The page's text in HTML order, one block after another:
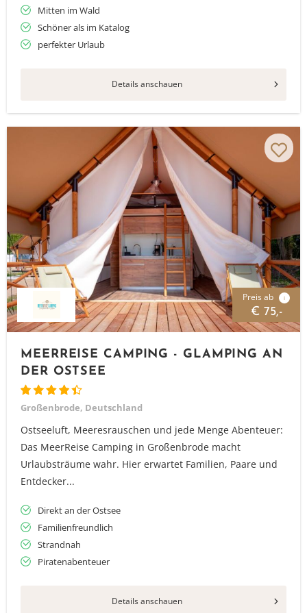
Mitten im Wald
Schöner als im Katalog
perfekter Urlaub
Details anschauen
Preis ab i
€ 75,-
MEERREISE CAMPING - GLAMPING AN
DER OSTSEE
Großenbrode, Deutschland
Ostseeluft, Meeresrauschen und jede Menge Abenteuer:
Das MeerReise Camping in Großenbrode macht
Urlaubsträume wahr. Hier erwartet Familien, Paare und
Entdecker...
Direkt an der Ostsee
Familienfreundlich
Strandnah
Piratenabenteuer
Details anschauen